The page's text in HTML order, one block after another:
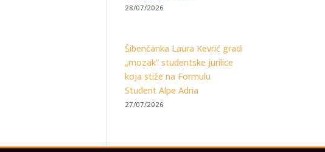
28/07/2026
Šibenčanka Laura Kevrić gradi
„mozak” studentske jurilice
koja stiže na Formulu
Student Alpe Adria
27/07/2026